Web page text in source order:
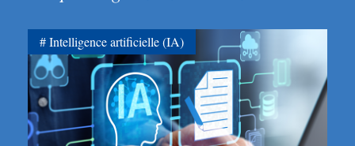
Intelligence artificielle (IA)